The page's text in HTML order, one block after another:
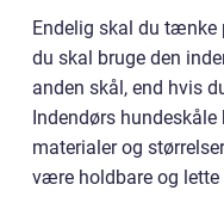
Endelig skal du tænke
du skal bruge den
anden skål, end hvis
Indendørs
materialer og
være holdbare og lette